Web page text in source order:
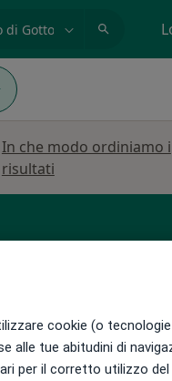
In che modo ordiniamo i
risultati
Dom,
9 Ago
Lun,
10 Ago
cookie (o
tue abitudini di
per il corretto utilizzo